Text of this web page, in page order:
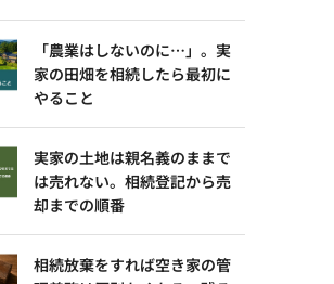
「農業はしないのに…」。実
家の田畑を相続したら最初に
やること
実家の土地は親名義のままで
は売れない。相続登記から売
却までの順番
相続放棄をすれば空き家の管